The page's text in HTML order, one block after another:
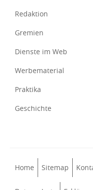
Redaktion
Gremien
Dienste im Web
Werbematerial
Praktika
Geschichte
Home Sitemap